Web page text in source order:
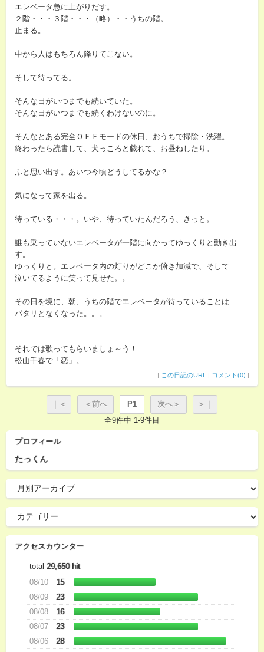
エレベータ急に上がりだす。
２階・・・３階・・・（略）・・うちの階。
止まる。
中から人はもちろん降りてこない。
そして待ってる。
そんな日がいつまでも続いていた。
そんな日がいつまでも続くわけないのに。
そんなとある完全ＯＦＦモードの休日、おうちで掃除・洗濯。
終わったら読書して、犬っころと戯れて、お昼ねしたり。
ふと思い出す。あいつ今頃どうしてるかな？
気になって家を出る。
待っている・・・。いや、待っていたんだろう、きっと。
誰も乗っていないエレベータが一階に向かってゆっくりと動き出
す。
ゆっくりと。エレベータ内の灯りがどこか俯き加減で、そして
泣いてるように笑って見せた。。
その日を境に、朝、うちの階でエレベータが待っていることは
パタリとなくなった。。。
それでは歌ってもらいましょ～う！
松山千春で「恋」。
| この日記のURL | コメント(0) |
｜＜ ＜前へ P1 次へ＞
＞｜
全9件中 1-9件目
プロフィール
たっくん
アクセスカウンター
total 29,650 hit
08/10
15
08/09
23
08/08
16
08/07
23
08/06
28